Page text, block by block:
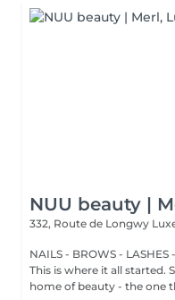
NUU beauty |
332, Route de Longwy
NAILS - BROWS - LASHES
This is where it all started.
home of beauty - the one